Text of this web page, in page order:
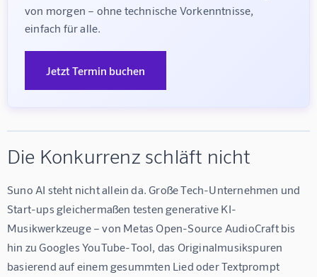
von morgen – ohne technische Vorkenntnisse,
einfach für alle.
Jetzt Termin buchen
Die Konkurrenz schläft nicht
Suno AI steht nicht allein da. Große Tech-Unternehmen und
Start-ups gleichermaßen testen generative KI-
Musikwerkzeuge – von Metas Open-Source AudioCraft bis
hin zu Googles YouTube-Tool, das Originalmusikspuren
basierend auf einem gesummten Lied oder Textprompt